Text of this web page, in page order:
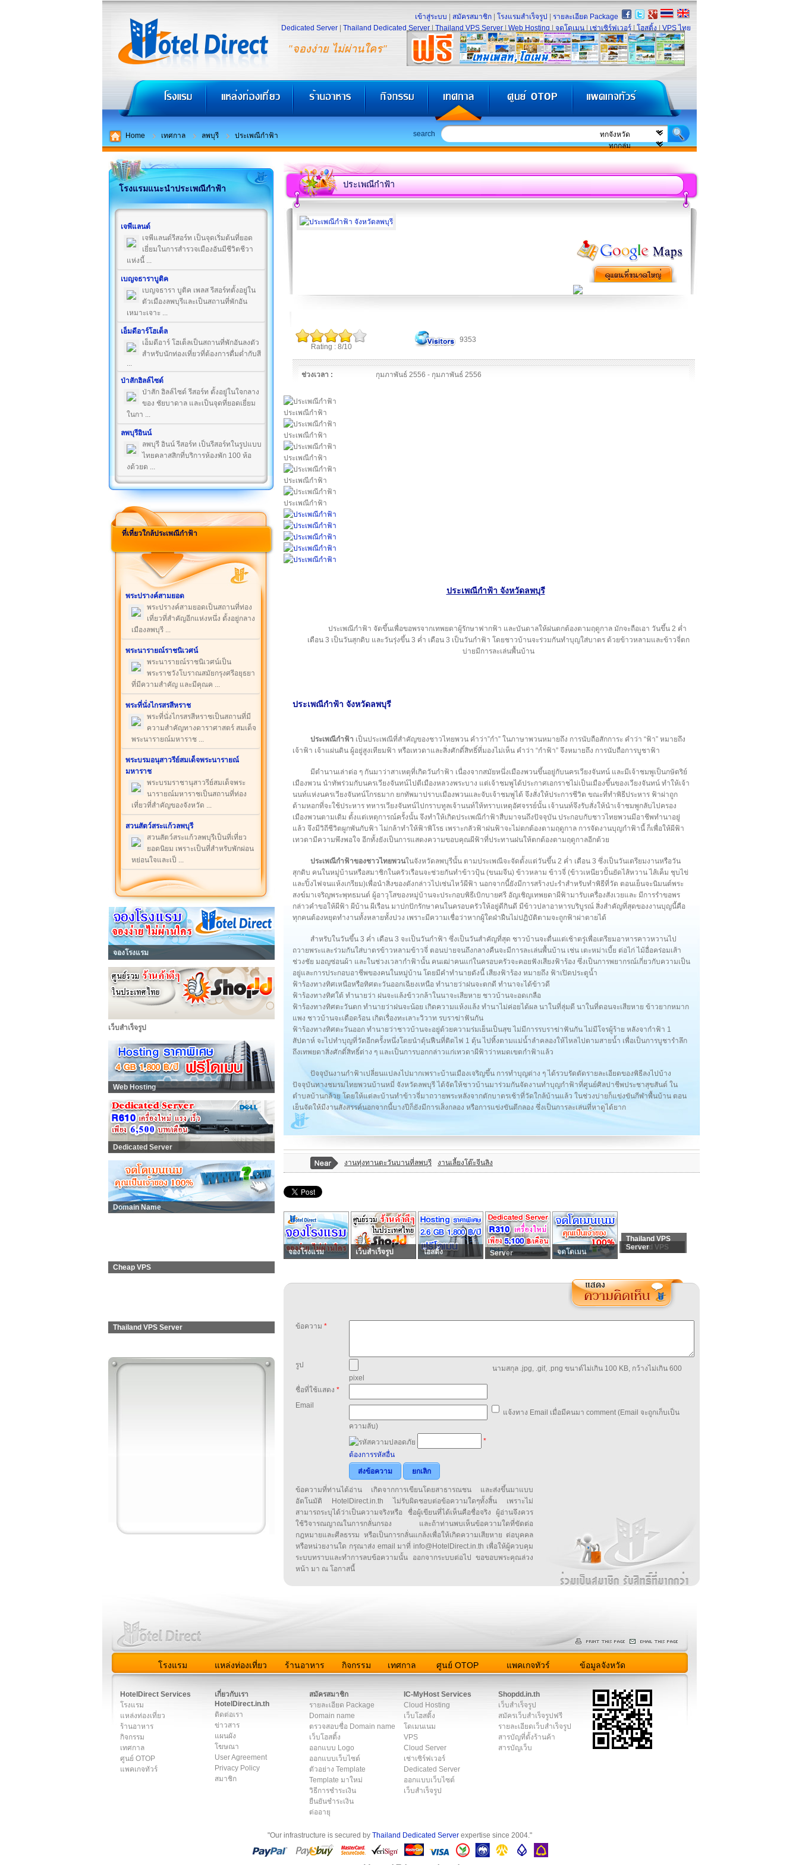
"จองง่าย ไม่ผ่านใคร"
เข้าสู่ระบบ สมัครสมาชิก โรงแรมสำเร็จรูป
รายละเอียด Package
Dedicated Server
Thailand Dedicated Server Thailand VPS Server Web Hosting จดโดเมน เช่าเซิร์ฟเวอร์ โฮสติ้ง VPS ไทย
Home เทศกาล ลพบุรี ประเพณีกำฟ้า search
โรงแรมแนะนำประเพณีกำฟ้า
เจพีแลนด์
เจพีแลนด์รีสอร์ท เป็นจุดเริ่มต้นที่ยอด
เยี่ยมในการสำรวจเมืองอันมีชีวิตชีวา
แห่งนี้ ...
เบญจธาราบูติค
เบญจธารา บูติค เพลส รีสอร์ทตั้งอยู่ใน
ตัวเมืองลพบุรีและเป็นสถานที่พักอัน
เหมาะเจาะ ...
เอ็มดีอาร์โฮเต็ล
เอ็มดีอาร์ โฮเต็ลเป็นสถานที่พักอันลงตัว
สำหรับนักท่องเที่ยวที่ต้องการดื่มด่ำกับสี
...
ป่าสักฮิลล์ไซด์
ป่าสัก ฮิลล์ไซด์ รีสอร์ท ตั้งอยู่ในใจกลาง
ของ ชัยบาดาล และเป็นจุดที่ยอดเยี่ยม
ในกา ...
ลพบุรีอินน์
ลพบุรี อินน์ รีสอร์ท เป็นรีสอร์ทในรูปแบบ
ไทยคลาสสิกที่บริการห้องพัก 100 ห้อ
งด้วยด ...
ที่เที่ยวใกล้ประเพณีกำฟ้า
พระปรางค์สามยอด
พระปรางค์สามยอดเป็นสถานที่ท่อง
เที่ยวที่สำคัญอีกแห่งหนึ่ง ตั้งอยู่กลาง
เมืองลพบุรี ...
พระนารายณ์ราชนิเวศน์
พระนารายณ์ราชนิเวศน์เป็น
พระราชวังโบราณสมัยกรุงศรีอยุธยา
ที่มีความสำคัญ และมีคุณค ...
พระที่นั่งไกรสรสีหราช
พระที่นั่งไกรสรสีหราชเป็นสถานที่มี
ความสำคัญทางดาราศาสตร์ สมเด็จ
พระนารายณ์มหาราช ...
พระบรมอนุสาวรีย์สมเด็จพระนารายณ์
มหาราช
พระบรมราชานุสาวรีย์สมเด็จพระ
นารายณ์มหาราชเป็นสถานที่ท่อง
เที่ยวที่สำคัญของจังหวัด ...
สวนสัตว์สระแก้วลพบุรี
สวนสัตว์สระแก้วลพบุรีเป็นที่เที่ยว
ยอดนิยม เพราะเป็นที่สำหรับพักผ่อน
หย่อนใจและเป็ ...
จองโรงแรม
เว็บสำเร็จรูป
Web Hosting
Dedicated Server
Domain Name
Cheap VPS
Thailand VPS Server
ประเพณีกำฟ้า
Rating : 8/10
9353
ช่วงเวลา : กุมภาพันธ์ 2556 - กุมภาพันธ์ 2556
ประเพณีกำฟ้า
ประเพณีกำฟ้า
ประเพณีกำฟ้า
ประเพณีกำฟ้า
ประเพณีกำฟ้า
ประเพณีกำฟ้า จังหวัดลพบุรี
ประเพณีกำฟ้า จัดขึ้นเพื่อขอพรจากเทพยดาผู้รักษาฟากฟ้า และบันดาลให้ฝนตกต้องตามฤดูกาล มักจะถือเอา วันขึ้น 2 ค่ำ
เดือน 3 เป็นวันสุกดิบ และวันรุ่งขึ้น 3 ค่ำ เดือน 3 เป็นวันกำฟ้า โดยชาวบ้านจะร่วมกันทำบุญใส่บาตร ด้วยข้าวหลามและข้าวจี่ตก
บ่ายมีการละเล่นพื้นบ้าน
ประเพณีกำฟ้า จังหวัดลพบุรี
ประเพณีกำฟ้า เป็นประเพณีที่สำคัญของชาวไทยพวน คำว่า”กำ” ในภาษาพวนหมายถึง การนับถือสักการะ คำว่า “ฟ้า” หมายถึง
เจ้าฟ้า เจ้าแผ่นดิน ผู้อยู่สูงเทียมฟ้า หรือเทวดาและสิ่งศักดิ์สิทธิ์ที่มองไม่เห็น คำว่า “กำฟ้า” จึงหมายถึง การนับถือการบูชาฟ้า
มีตำนานเล่าต่อ ๆ กันมาว่าสาเหตุที่เกิดวันกำฟ้า เนื่องจากสมัยหนึ่งเมืองพวนขึ้นอยู่กับนครเวียงจันทน์ และมีเจ้าชมพูเป็นกษัตริย์
เมืองพวน นำทัพร่วมกับนครเวียงจันทน์ไปตีเมืองหลวงพระบาง แต่เจ้าชมพูได้ประกาศเอกราชไม่เป็นเมืองขึ้นของเวียงจันทน์ ทำให้เจ้า
นนท์แห่งนครเวียงจันทน์โกรธมาก ยกทัพมาปราบเมืองพวนและจับเจ้าชมพูได้ จึงสั่งให้ประการชีวิต ขณะที่ทำพิธีประหาร ฟ้าผ่าถูก
ด้ามหอกที่จะใช้ประหาร ทหารเวียงจันทน์ไปกราบทูลเจ้านนท์ให้ทราบเหตุอัศจรรย์นั้น เจ้านนท์จึงรับสั่งให้นำเจ้าชมพูกลับไปครอง
เมืองพวนตามเดิม ตั้งแต่เหตุการณ์ครั้งนั้น จึงทำให้เกิดประเพณีกำฟ้าสืบมาจนถึงปัจจุบัน ประกอบกับชาวไทยพวนมีอาชีพทำนาอยู่
แล้ว จึงมีวิถีชีวิตผูกพันกับฟ้า ไม่กล้าทำให้ฟ้าพิโรธ เพราะกลัวฟ้าฝนฟ้าจะไม่ตกต้องตามฤดูกาล การจัดงานบุญกำฟ้านี้ ก็เพื่อให้ผีฟ้า
เทวดามีความพึงพอใจ อีกทั้งยังเป็นการแสดงความขอบคุณผีฟ้าที่ประทานฝนให้ตกต้องตามฤดูกาลอีกด้วย
ประเพณีกำฟ้าของชาวไทยพวนในจังหวัดลพบุรีนั้น ตามประเพณีจะจัดตั้งแต่วันขึ้น 2 ค่ำ เดือน 3 ซึ่งเป็นวันเตรียมงานหรือวัน
สุกดิบ คนในหมู่บ้านหรือสมาชิกในครัวเรือนจะช่วยกันทำข้าวปุ้น (ขนมจีน) ข้าวหลาม ข้าวจี่ (ข้าวเหนียวปั้นยัดไส้หวาน ไส้เค็ม ชุบไข่
และปิ้งไฟจนแห้งเกรียม)เพื่อนำสิ่งของดังกล่าวไปเซ่นไหว้ผีฟ้า นอกจากนี้ยังมีการสร้างปะรำสำหรับทำพิธีที่วัด ตอนเย็นจะนิมนต์พระ
สงฆ์มาเจริญพระพุทธมนต์ ผู้อาวุโสของหมู่บ้านจะประกอบพิธีเบิกบายศรี อัญเชิญเทพยดาผีฟ้ามารับเครื่องสังเวยและ มีการรำขอพร
กล่าวคำขอให้ผีฟ้า ผีบ้าน ผีเรือน มาปกปักรักษาคนในครอบครัวให้อยู่ดีกินดี มีข้าวปลาอาหารบริบูรณ์ สิ่งสำคัญที่สุดของงานบุญนี้คือ
ทุกคนต้องหยุดทำงานทั้งหลายทั้งปวง เพราะมีความเชื่อว่าหากผู้ใดฝ่าฝืนไม่ปฏิบัติตามจะถูกฟ้าผ่าตายได้
สำหรับในวันขึ้น 3 ค่ำ เดือน 3 จะเป็นวันกำฟ้า ซึ่งเป็นวันสำคัญที่สุด ชาวบ้านจะตื่นแต่เช้าตรู่เพื่อเตรียมอาหารคาวหวานไป
ถวายพระและร่วมกันใส่บาตรข้าวหลามข้าวจี่ ตอนบ่ายจนถึงกลางคืนจะมีการละเล่นพื้นบ้าน เช่น เตะหม่าเบี้ย ต่อไก่ ไม้อื่อคร่อมเส้า
ช่วงชัย มอญซ่อนผ้า และในช่วงเวลากำฟ้านั้น คนเฒ่าคนแก่ในครอบครัวจะคอยฟังเสียงฟ้าร้อง ซึ่งเป็นการพยากรณ์เกี่ยวกับความเป็น
อยู่และการประกอบอาชีพของคนในหมู่บ้าน โดยมีคำทำนายดังนี้ เสียงฟ้าร้อง หมายถึง ฟ้าเปิดประตูน้ำ
ฟ้าร้องทางทิศเหนือหรือทิศตะวันออกเฉียงเหนือ ทำนายว่าฝนจะตกดี ทำนาจะได้ข้าวดี
ฟ้าร้องทางทิศใต้ ทำนายว่า ฝนจะแล้งข้าวกล้าในนาจะเสียหาย ชาวบ้านจะอดเกลือ
ฟ้าร้องทางทิศตะวันตก ทำนายว่าฝนจะน้อย เกิดความแห้งแล้ง ทำนาไม่ค่อยได้ผล นาในที่ลุ่มดี นาในที่ดอนจะเสียหาย ข้าวยากหมาก
แพง ชาวบ้านจะเดือดร้อน เกิดเรื่องทะเลาะวิวาท รบราฆ่าฟันกัน
ฟ้าร้องทางทิศตะวันออก ทำนายว่าชาวบ้านจะอยู่ด้วยความร่มเย็นเป็นสุข ไม่มีการรบราฆ่าฟันกัน ไม่มีโจรผู้ร้าย หลังจากำฟ้า 1
สัปดาห์ จะไปทำบุญที่วัดอีกครั้งหนึ่งโดยนำดุ้นฟืนที่ติดไฟ 1 ดุ้น ไปทิ้งตามแม่น้ำลำคลองให้ไหลไปตามสายน้ำ เพื่อเป็นการบูชารำลึก
ถึงเทพยดาสิ่งศักดิ์สิทธิ์ต่าง ๆ และเป็นการบอกกล่าวแก่เทวดาผีฟ้าว่าหมดเขตกำฟ้าแล้ว
ปัจจุบันงานกำฟ้าเปลี่ยนแปลงไปมากเพราะบ้านเมืองเจริญขึ้น การทำบุญต่าง ๆ ได้รวบรัดตัดรายละเอียดของพิธีลงไปบ้าง
ปัจจุบันทางชมรมไทยพวนบ้านหมี่ จังหวัดลพบุรี ได้จัดให้ชาวบ้านมาร่วมกันจัดงานทำบุญกำฟ้าที่ศูนย์ศิลปาชีพประชาสุขสันต์ ใน
ตำบลบ้านกล้วย โดยให้แต่ละบ้านทำข้าวจี่มาถวายพระหลังจากตักบาตรเช้าที่วัดใกล้บ้านแล้ว ในช่วงบ่ายก็แข่งขันกีฬาพื้นบ้าน ตอน
เย็นจัดให้มีงานสังสรรค์นอกจากนี้บางปีก็ยังมีการเส็งกลอง หรือการแข่งขันตีกลอง ซึ่งเป็นการละเล่นที่หาดูได้ยาก
งานทุ่งทานตะวันบานที่ลพบุรี งานเลี้ยงโต๊ะจีนลิง
จองโรงแรม เว็บสำเร็จรูป โฮสติ้ง Server จดโดเมน
Thailand VPS
Thailand VPS
Server
ข้อความ *
รูป
นามสกุล .jpg, .gif, .png ขนาด์ไม่เกิน 100 KB, กว้างไม่เกิน 600
pixel
ชื่อที่ใช้แสดง *
Email
แจ้งทาง Email เมื่อมีคนมา comment (Email จะถูกเก็บเป็น
ความลับ)
*
ต้องการรหัสอื่น
ส่งข้อความ
ยกเลิก
ข้อความที่ท่านได้อ่าน เกิดจากการเขียนโดยสาธารณชน และส่งขึ้นมาแบบ
อัตโนมัติ HotelDirect.in.th ไม่รับผิดชอบต่อข้อความใดๆทั้งสิ้น เพราะไม่
สามารถระบุได้ว่าเป็นความจริงหรือ ชื่อผู้เขียนที่ได้เห็นคือชื่อจริง ผู้อ่านจึงควร
ใช้วิจารณญาณในการกลั่นกรอง และถ้าท่านพบเห็นข้อความใดที่ขัดต่อ
กฎหมายและศีลธรรม หรือเป็นการกลั่นแกล้งเพื่อให้เกิดความเสียหาย ต่อบุคคล
หรือหน่วยงานใด กรุณาส่ง email มาที่ info@HotelDirect.in.th เพื่อให้ผู้ควบคุม
ระบบทราบและทำการลบข้อความนั้น ออกจากระบบต่อไป ขอขอบพระคุณล่วง
หน้า มา ณ โอกาสนี้
โรงแรม แหล่งท่องเที่ยว ร้านอาหาร กิจกรรม เทศกาล ศูนย์ OTOP แพคเกจทัวร์ ข้อมูลจังหวัด
HotelDirect Services
โรงแรม
แหล่งท่องเที่ยว
ร้านอาหาร
กิจกรรม
เทศกาล
ศูนย์ OTOP
แพคเกจทัวร์
เกี่ยวกับเรา
HotelDirect.in.th
ติดต่อเรา
ข่าวสาร
แผนผัง
โฆษณา
User Agreement
Privacy Policy
สมาชิก
สมัครสมาชิก
รายละเอียด Package
Domain name
ตรวจสอบชื่อ Domain name
เว็บโฮสติ้ง
ออกแบบ Logo
ออกแบบเว็บไซต์
ตัวอย่าง Template
Template มาใหม่
วิธีการชำระเงิน
ยืนยันชำระเงิน
ต่ออายุ
IC-MyHost Services
Cloud Hosting
เว็บโฮสติ้ง
โดเมนเนม
VPS
Cloud Server
เช่าเซิร์ฟเวอร์
Dedicated Server
ออกแบบเว็บไซต์
เว็บสำเร็จรูป
Shopdd.in.th
เว็บสำเร็จรูป
สมัครเว็บสำเร็จรูปฟรี
รายละเอียดเว็บสำเร็จรูป
สารบัญที่ตั้งร้านค้า
สารบัญเว็บ
"Our infrastructure is secured by Thailand Dedicated Serverexpertise since 2004."